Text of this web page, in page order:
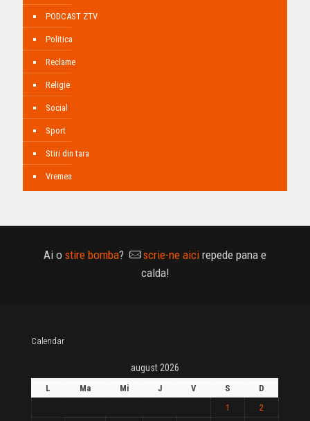
PODCAST ZTV
Politica
Reclame
Religie
Social
Sport
Stiri din tara
Vremea
Ai o stire bomba? scrie-ne aici repede pana e
calda!
Calendar
august 2026
L Ma Mi J V S
D
1
2